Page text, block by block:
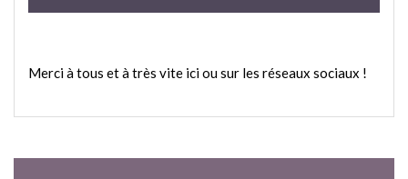
Merci à tous et à très vite ici ou sur les réseaux sociaux !